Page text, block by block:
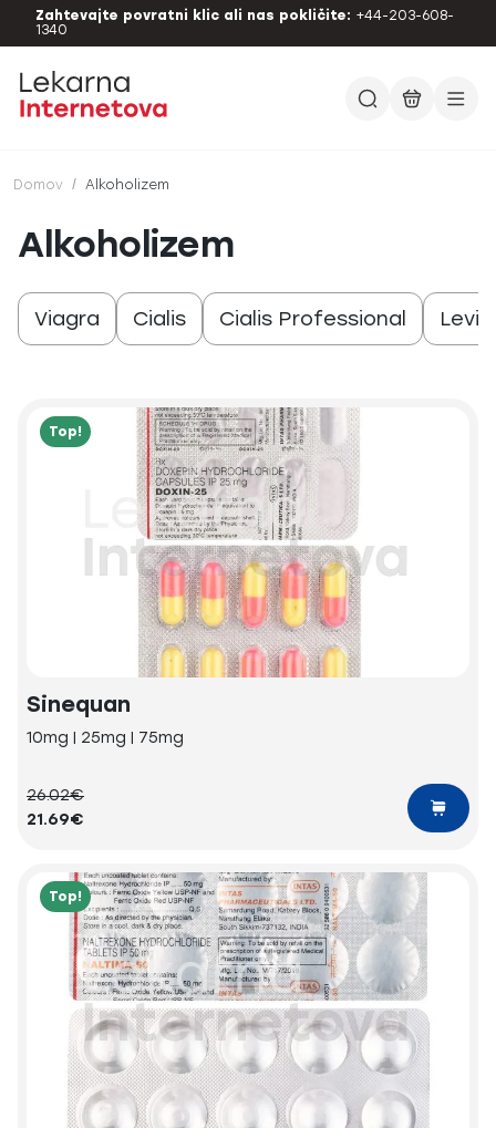
Zahtevajte povratni klic ali nas pokličite: +44-203-608-
1340
Domov / Alkoholizem
Alkoholizem
Viagra Cialis Cialis Professional
Top!
Sinequan
10mg | 25mg | 75mg
26.02€
21.69€
Top!